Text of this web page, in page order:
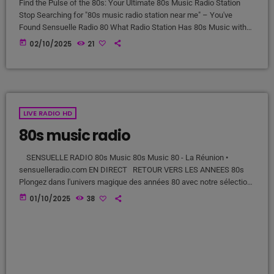
Find the Pulse of the 80s: Your Ultimate 80s Music Radio Station
Stop Searching for "80s music radio station near me" – You've
Found Sensuelle Radio 80 What Radio Station Has 80s Music with
Soul? We Do. Tune in to Sensuelle Radio 80, the iconic Réunion
today 02/10/2025 21
LIVE RADIO HD
80s music radio
SENSUELLE RADIO 80s Music 80s Music 80 - La Réunion •
sensuelleradio.com EN DIRECT RETOUR VERS LES ANNEES 80s
Plongez dans l'univers magique des années 80 avec notre sélection
de hits disco, funk, italo et pop. Depuis La Réunion, nous vous
today 01/10/2025 38